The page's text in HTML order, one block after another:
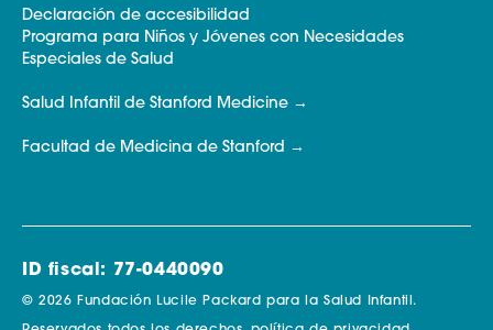
Declaración de accesibilidad
Programa para Niños y Jóvenes con Necesidades
Especiales de Salud
Salud Infantil de Stanford Medicine
Facultad de Medicina de Stanford
ID fiscal: 77-0440090
© 2026 Fundación Lucile Packard para la Salud Infantil.